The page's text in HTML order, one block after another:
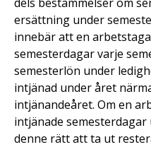
ersättning under
innebär att en
semesterdagar varje
semesterlön under
intjänad under året
intjänandeåret. Om en
intjänade
denne rätt att ta ut